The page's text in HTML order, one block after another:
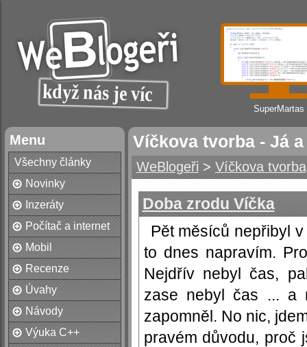
SuperMartas
Menu
Všechny články
Novinky
Inzeráty
Počítač a internet
Mobil
Recenze
Úvahy
Návody
Výuka C++
Víčkova tvorba - Já
WeBlogeři > Víčkova tvorba
Doba zrodu Víčka
Pět měsíců nepřibyl
to dnes napravím.
Nejdřív nebyl čas,
zase nebyl čas ... a
zapomněl. No nic,
pravém důvodu, proč